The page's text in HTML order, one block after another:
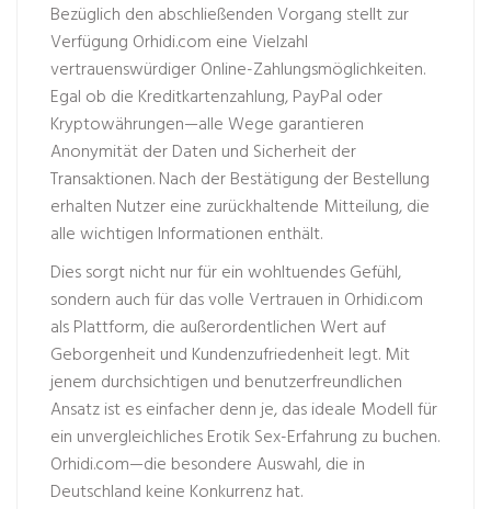
Bezüglich den abschließenden Vorgang stellt zur
Verfügung Orhidi.com eine Vielzahl
vertrauenswürdiger Online-Zahlungsmöglichkeiten.
Egal ob die Kreditkartenzahlung, PayPal oder
Kryptowährungen—alle Wege garantieren
Anonymität der Daten und Sicherheit der
Transaktionen. Nach der Bestätigung der Bestellung
erhalten Nutzer eine zurückhaltende Mitteilung, die
alle wichtigen Informationen enthält.
Dies sorgt nicht nur für ein wohltuendes Gefühl,
sondern auch für das volle Vertrauen in Orhidi.com
als Plattform, die außerordentlichen Wert auf
Geborgenheit und Kundenzufriedenheit legt. Mit
jenem durchsichtigen und benutzerfreundlichen
Ansatz ist es einfacher denn je, das ideale Modell für
ein unvergleichliches Erotik Sex-Erfahrung zu buchen.
Orhidi.com—die besondere Auswahl, die in
Deutschland keine Konkurrenz hat.